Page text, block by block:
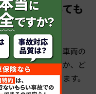
れについても
態を考慮して、車両の
な部品をつけるか、ど
させていただきます。